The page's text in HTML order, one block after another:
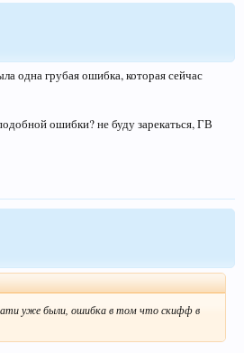
одна грубая ошибка, которая сейчас
ошибки? не буду зарекаться, ГВ
уже были, ошибка в том что скифф в